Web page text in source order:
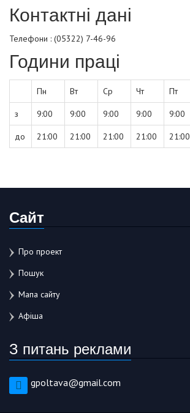
Контактні дані
Телефони : (05322) 7-46-96
Години праці
Пн Вт Ср Чт Пт
з 9:00 9:00 9:00 9:00 9:00
до 21:00 21:00 21:00 21:00 21:00
Сайт
Про проект
Пошук
Мапа сайту
Афіша
З питань реклами
gpoltava@gmail.com